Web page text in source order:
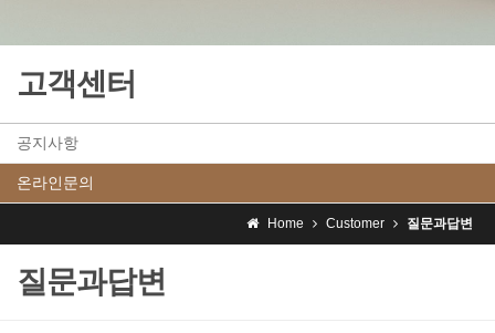
고객센터
공지사항
온라인문의
Home Customer 질문과답변
질문과답변